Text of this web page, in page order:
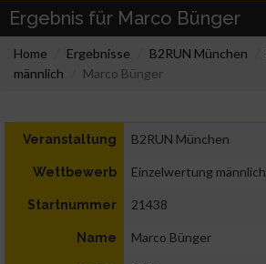
Ergebnis für Marco Bünger
Home Ergebnisse B2RUN München
männlich
Marco Bünger
Veranstaltung B2RUN München
Wettbewerb Einzelwertung männlich
Startnummer 21438
Name Marco Bünger